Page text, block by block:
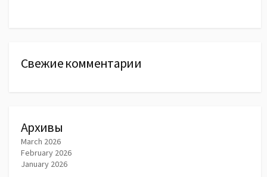
Свежие комментарии
Архивы
March 2026
February 2026
January 2026